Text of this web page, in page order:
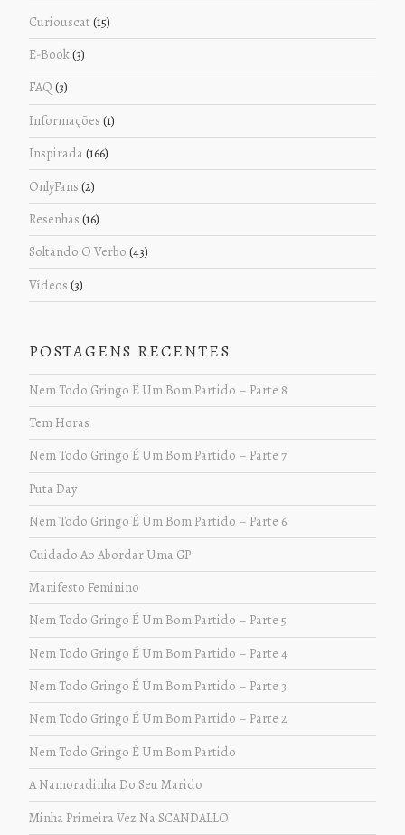
Curiouscat (15)
E-Book(3)
FAQ (3)
Informações (1)
Inspirada (166)
OnlyFans (2)
Resenhas (16)
Soltando O Verbo (43)
Vídeos (3)
POSTAGENS RECENTES
Nem Todo Gringo É Um Bom Partido – Parte 8
Tem Horas
Nem Todo Gringo É Um Bom Partido – Parte 7
Puta Day
Nem Todo Gringo É Um Bom Partido – Parte 6
Cuidado Ao Abordar Uma GP
Manifesto Feminino
Nem Todo Gringo É Um Bom Partido – Parte 5
Nem Todo Gringo É Um Bom Partido – Parte 4
Nem Todo Gringo É Um Bom Partido – Parte 3
Nem Todo Gringo É Um Bom Partido – Parte 2
Nem Todo Gringo É Um Bom Partido
A Namoradinha Do Seu Marido
Minha Primeira Vez Na SCANDALLO